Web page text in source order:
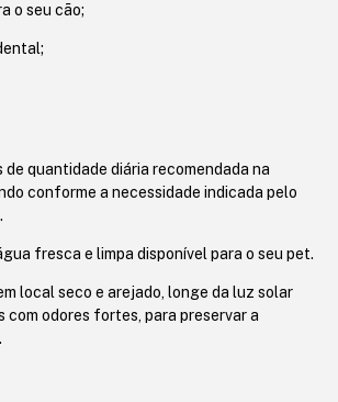
o seu cão;
quantidade diária recomendada na
conforme a necessidade indicada pelo
fresca e limpa disponível para o seu pet.
local seco e arejado, longe da luz solar
com odores fortes, para preservar a